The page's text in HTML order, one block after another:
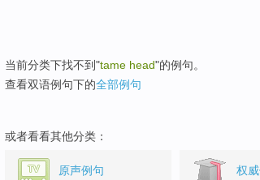
当前分类下找不到"tame head"的例句。
查看双语例句下的全部例句
或者看看其他分类：
原声例句 权